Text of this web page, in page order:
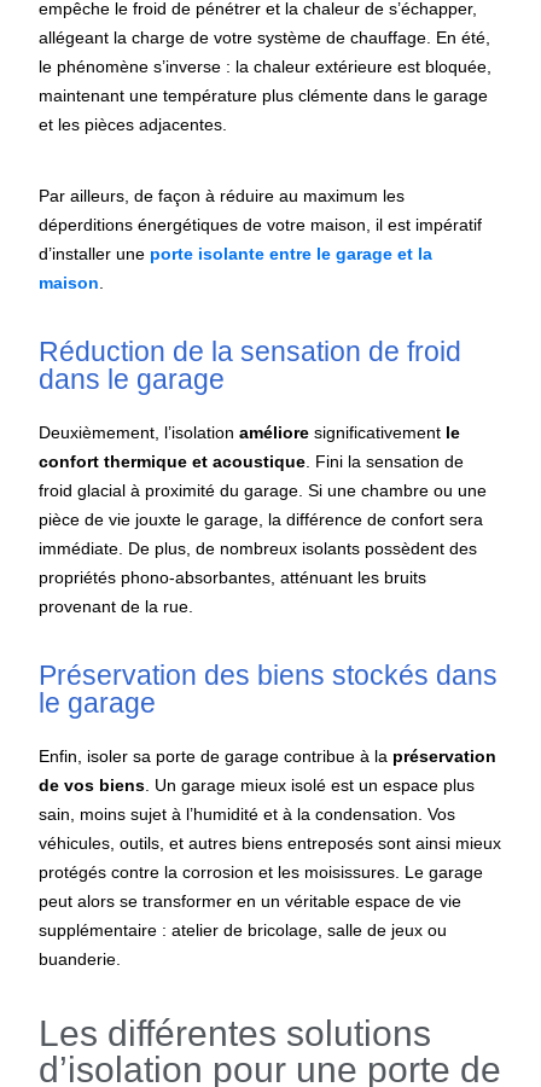
empêche le froid de pénétrer et la chaleur de s’échapper,
allégeant la charge de votre système de chauffage. En été,
le phénomène s’inverse : la chaleur extérieure est bloquée,
maintenant une température plus clémente dans le garage
et les pièces adjacentes.
Par ailleurs, de façon à réduire au maximum les
déperditions énergétiques de votre maison, il est impératif
d’installer une porte isolante entre le garage et la
maison
Réduction de la sensation de froid
dans le garage
Deuxièmement, l’isolationaméliore significativement le
confort thermique et acoustique . Fini la sensation de
froid glacial à proximité du garage. Si une chambre ou une
pièce de vie jouxte le garage, la différence de confort sera
immédiate. De plus, de nombreux isolants possèdent des
propriétés phono-absorbantes, atténuant les bruits
provenant de la rue.
Préservation des biens stockés dans
le garage
Enfin, isoler sa porte de garage contribue à la préservation
de vos biens. Un garage mieux isolé est un espace plus
sain, moins sujet à l’humidité et à la condensation. Vos
véhicules, outils, et autres biens entreposés sont ainsi mieux
protégés contre la corrosion et les moisissures. Le garage
peut alors se transformer en un véritable espace de vie
supplémentaire : atelier de bricolage, salle de jeux ou
buanderie.
Les différentes solutions
d’isolation pour une porte de